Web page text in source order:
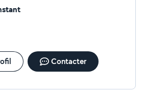
Contacter